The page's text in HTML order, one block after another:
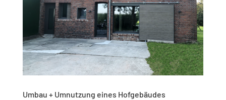
Umbau + Umnutzung eines Hofgebäudes